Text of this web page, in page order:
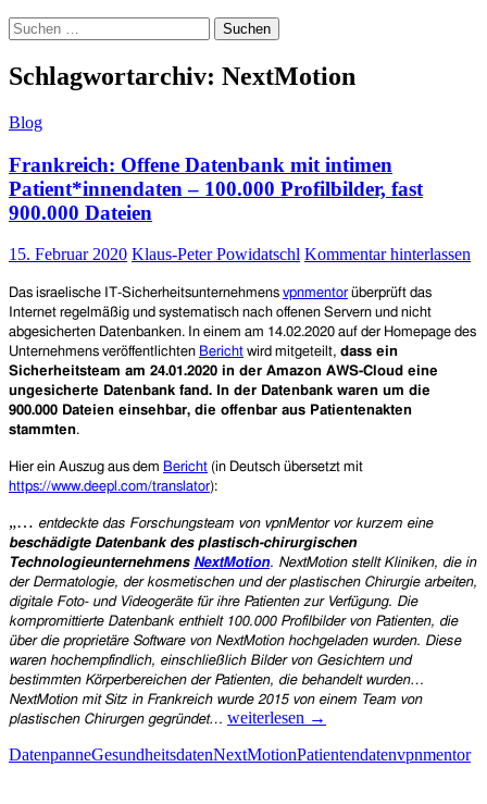
Suchen
nach:
Schlagwortarchiv: NextMotion
Blog
Frankreich: Offene Datenbank mit intimen
Patient*innendaten – 100.000 Profilbilder, fast
900.000 Dateien
15. Februar 2020 Klaus-Peter Powidatschl Kommentar hinterlassen
Das israelische IT-Sicherheitsunternehmens vpnmentor überprüft das
Internet regelmäßig und systematisch nach offenen Servern und nicht
abgesicherten Datenbanken. In einem am 14.02.2020 auf der Homepage des
Unternehmens veröffentlichten Bericht wird mitgeteilt, dass ein
Sicherheitsteam am 24.01.2020 in der Amazon AWS-Cloud eine
ungesicherte Datenbank fand. In der Datenbank waren um die
900.000 Dateien einsehbar, die offenbar aus Patientenakten
stammten.
Hier ein Auszug aus dem Bericht (in Deutsch übersetzt mit
https://www.deepl.com/translator):
„… entdeckte das Forschungsteam von vpnMentor vor kurzem eine
beschädigte Datenbank des plastisch-chirurgischen
Technologieunternehmens NextMotion. NextMotion stellt Kliniken, die in
der Dermatologie, der kosmetischen und der plastischen Chirurgie arbeiten,
digitale Foto- und Videogeräte für ihre Patienten zur Verfügung. Die
kompromittierte Datenbank enthielt 100.000 Profilbilder von Patienten, die
über die proprietäre Software von NextMotion hochgeladen wurden. Diese
waren hochempfindlich, einschließlich Bilder von Gesichtern und
bestimmten Körperbereichen der Patienten, die behandelt wurden…
NextMotion mit Sitz in Frankreich wurde 2015 von einem Team von
plastischen Chirurgen gegründet… Frankreich:
Datenbank
weiterlesen →
DatenpanneGesundheitsdatenNextMotionPatientendatenvpnmentor